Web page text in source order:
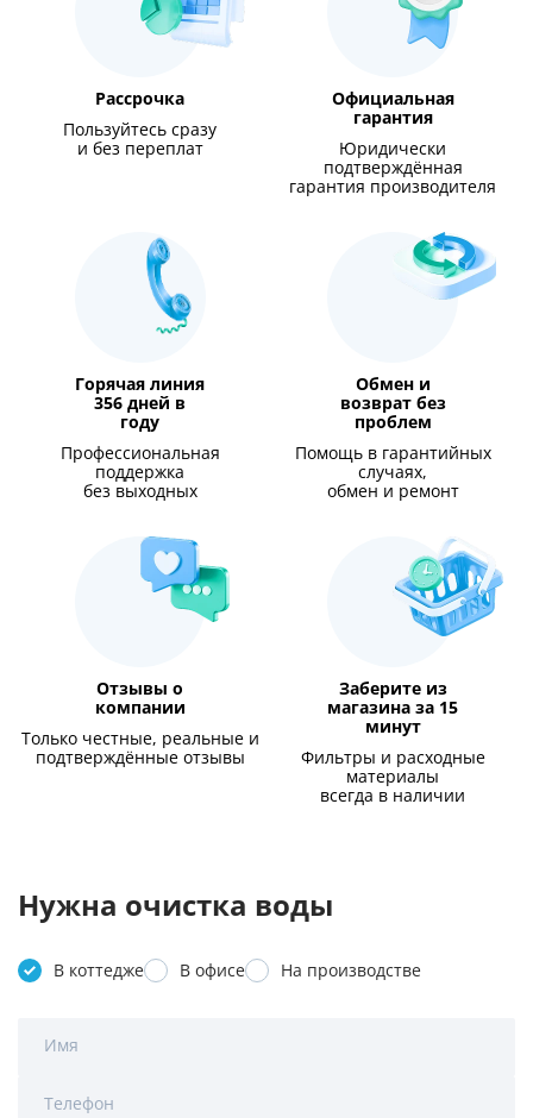
Рассрочка
Пользуйтесь сразу
и без переплат
Официальная
гарантия
Юридически
подтверждённая
гарантия производителя
Горячая линия
356 дней в
году
Профессиональная
поддержка
без выходных
Обмен и
возврат без
проблем
Помощь в гарантийных
случаях,
обмен и ремонт
Отзывы о
компании
Только честные, реальные и
подтверждённые отзывы
Заберите из
магазина за 15
минут
Фильтры и расходные
материалы
всегда в наличии
Нужна очистка воды
В коттедже В офисе На производстве
Имя
Телефон